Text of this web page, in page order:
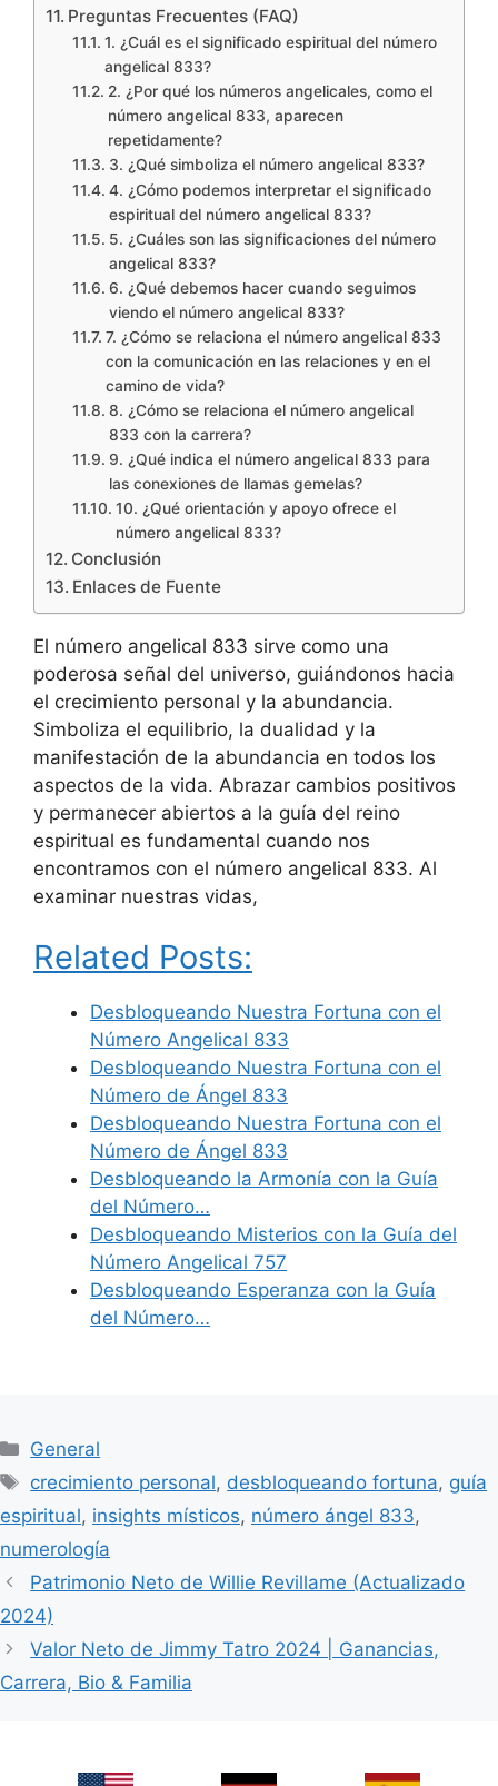
Preguntas Frecuentes (FAQ)
1. ¿Cuál es el significado espiritual del número
angelical 833?
2. ¿Por qué los números angelicales, como el
número angelical 833, aparecen
repetidamente?
3. ¿Qué simboliza el número angelical 833?
4. ¿Cómo podemos interpretar el significado
espiritual del número angelical 833?
5. ¿Cuáles son las significaciones del número
angelical 833?
6. ¿Qué debemos hacer cuando seguimos
viendo el número angelical 833?
7. ¿Cómo se relaciona el número angelical 833
con la comunicación en las relaciones y en el
camino de vida?
8. ¿Cómo se relaciona el número angelical
833 con la carrera?
9. ¿Qué indica el número angelical 833 para
las conexiones de llamas gemelas?
10. ¿Qué orientación y apoyo ofrece el
número angelical 833?
Conclusión
Enlaces de Fuente
El número angelical 833 sirve como una
poderosa señal del universo, guiándonos hacia
el crecimiento personal y la abundancia.
Simboliza el equilibrio, la dualidad y la
manifestación de la abundancia en todos los
aspectos de la vida. Abrazar cambios positivos
y permanecer abiertos a la guía del reino
espiritual es fundamental cuando nos
encontramos con el número angelical 833. Al
examinar nuestras vidas,
Related Posts:
Desbloqueando Nuestra Fortuna con el
Número Angelical 833
Desbloqueando Nuestra Fortuna con el
Número de Ángel 833
Desbloqueando Nuestra Fortuna con el
Número de Ángel 833
Desbloqueando la Armonía con la Guía
del Número…
Desbloqueando Misterios con la Guía del
Número Angelical 757
Desbloqueando Esperanza con la Guía
del Número…
Categories
General
Tags
crecimiento personal, desbloqueando fortuna, guía
espiritual, insights místicos, número ángel 833,
numerología
Patrimonio Neto de Willie Revillame (Actualizado
2024)
Valor Neto de Jimmy Tatro 2024 | Ganancias,
Carrera, Bio & Familia